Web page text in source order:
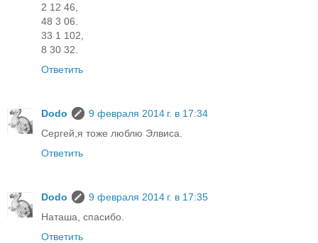
2 12 46,
48 3 06.
33 1 102,
8 30 32.
Ответить
Dodo
9 февраля 2014 г. в 17:34
Сергей,я тоже люблю Элвиса.
Ответить
Dodo
9 февраля 2014 г. в 17:35
Наташа, спасибо.
Ответить